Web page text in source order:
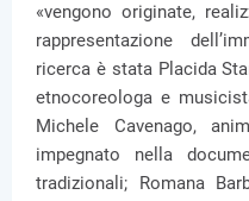
«vengono originate,
rappresentazione
ricerca è stata Placida
etnocoreologa e
Michele Cavenago,
impegnato nella
tradizionali; Romana